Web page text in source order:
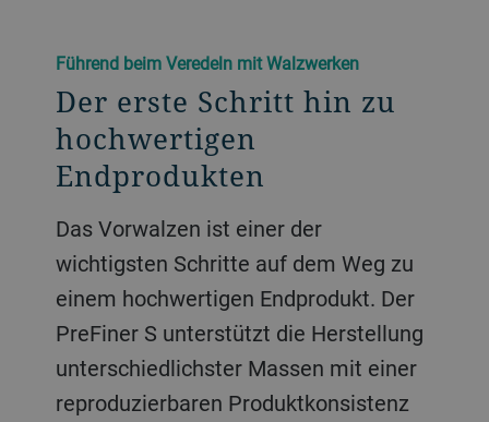
Führend beim Veredeln mit Walzwerken
Der erste Schritt hin zu
hochwertigen
Endprodukten
Das Vorwalzen ist einer der
wichtigsten Schritte auf dem Weg zu
einem hochwertigen Endprodukt. Der
PreFiner S unterstützt die Herstellung
unterschiedlichster Massen mit einer
reproduzierbaren Produktkonsistenz